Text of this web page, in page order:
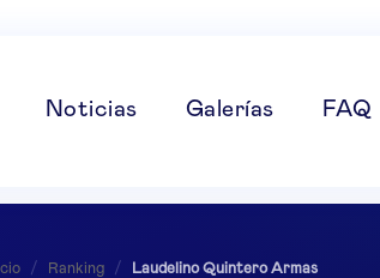
Noticias Galerías FAQ
/ Ranking / Laudelino Quintero Armas